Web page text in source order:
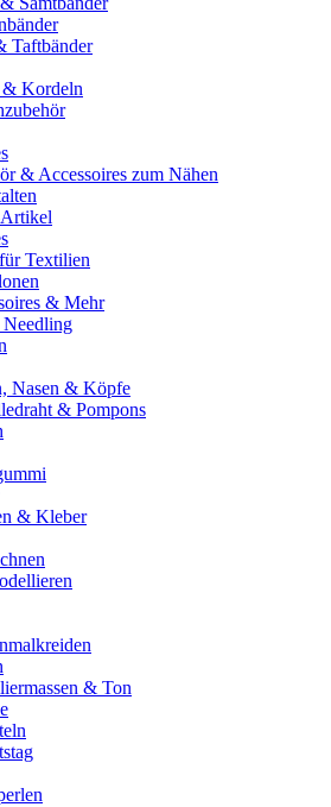
Taftbänder
& Kordeln
& Accessoires zum Nähen
Textilien
& Mehr
Needling
Nasen & Köpfe
& Pompons
& Kleber
& Ton